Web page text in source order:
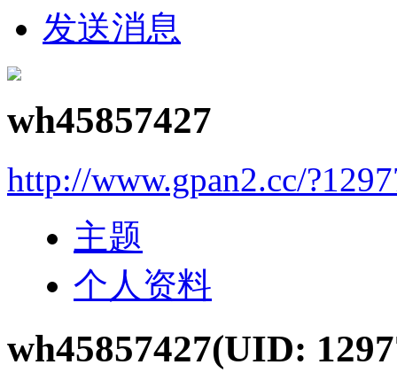
发送消息
wh45857427
http://www.gpan2.cc/
主题
个人资料
wh45857427(UID: